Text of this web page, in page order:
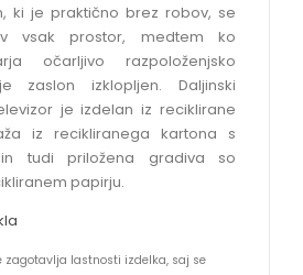
ki je praktično brez robov, se
vsak prostor, medtem ko
očarljivo razpoloženjsko
zaslon izklopljen. Daljinski
je izdelan iz reciklirane
iz recikliranega kartona s
tudi priložena gradiva so
papirju.
zagotavlja lastnosti izdelka, saj se